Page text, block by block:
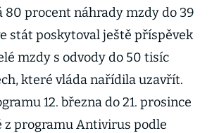
procent náhrady mzdy do 39
stát poskytoval ještě příspěvek
mzdy s odvody do 50 tisíc
které vláda nařídila uzavřít.
12. března do 21. prosince
z programu Antivirus podle